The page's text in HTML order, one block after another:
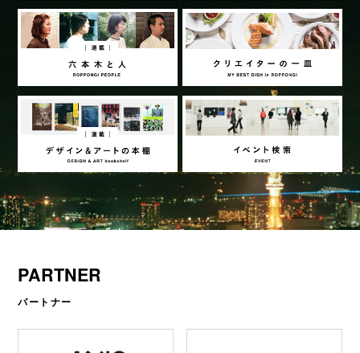
PARTNER
パートナー